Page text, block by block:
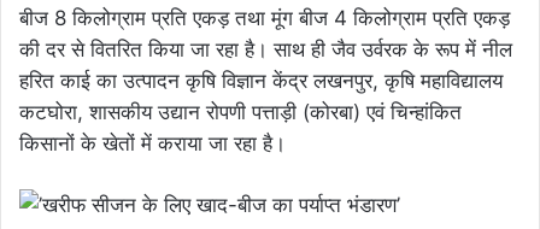
बीज 8 किलोग्राम प्रति एकड़ तथा मूंग बीज 4 किलोग्राम प्रति एकड़
की दर से वितरित किया जा रहा है। साथ ही जैव उर्वरक के रूप में नील
हरित काई का उत्पादन कृषि विज्ञान केंद्र लखनपुर, कृषि महाविद्यालय
कटघोरा, शासकीय उद्यान रोपणी पत्ताड़ी (कोरबा) एवं चिन्हांकित
किसानों के खेतों में कराया जा रहा है।